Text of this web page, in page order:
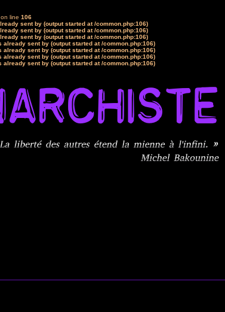
on line 106
sent by (output started at /common.php:106)
sent by (output started at /common.php:106)
sent by (output started at /common.php:106)
sent by (output started at /common.php:106)
sent by (output started at /common.php:106)
sent by (output started at /common.php:106)
sent by (output started at /common.php:106)